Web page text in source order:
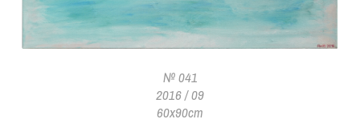
№ 041
2016 / 09
60x90cm